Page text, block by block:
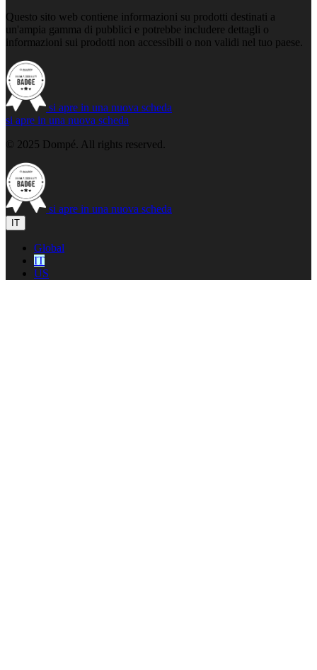
Questo sito web contiene informazioni su prodotti destinati a
un'ampia gamma di pubblici e potrebbe includere dettagli o
informazioni sui prodotti non accessibili o non validi nel tuo paese.
si apre in una nuova scheda
si apre in una nuova scheda
© 2025 Dompé. All rights reserved.
si apre in una nuova scheda
IT
Global
IT
US